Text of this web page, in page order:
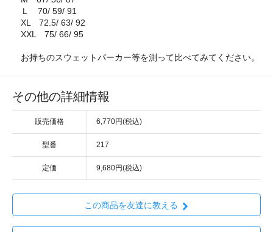
Ｌ 70/ 59/ 91
XL 72.5/ 63/ 92
XXL 75/ 66/ 95
お持ちのスウェットパーカー等を測って比べてみてください。
その他の詳細情報
販売価格 6,770円(税込)
型番 217
定価 9,680円(税込)
この商品を友達に教える